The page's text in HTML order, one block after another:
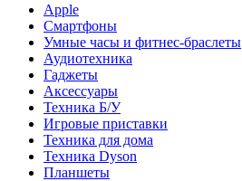
Apple
Смартфоны
Умные часы и фитнес-браслеты
Аудиотехника
Гаджеты
Аксессуары
Техника Б/У
Игровые приставки
Техника для дома
Техника Dyson
Планшеты